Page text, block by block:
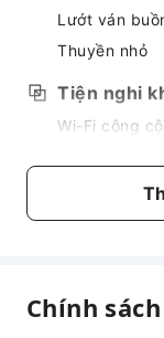
Lướt ván
Thuyền nhỏ
Tiện nghi
Wi-Fi công
Truy cập
Nhận/trả
Chính